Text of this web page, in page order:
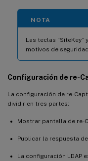
NOTA
Las teclas “SiteKey”
motivos de
Configuración de re-
La configuración de re-
dividir en tres partes:
Mostrar pantalla de re-
Publicar la respuesta
La configuración LDAP